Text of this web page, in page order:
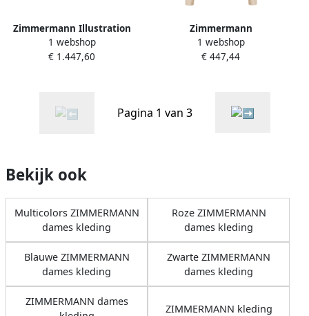
Zimmermann Illustration
Shawl Tux Jacket Tea Beige
Dames
1 webshop
€ 1.447,60
Zimmermann
Bloemenblouse met
ritssluiting Beige Dames
1 webshop
€ 447,44
Pagina 1 van 3
Bekijk ook
Multicolors ZIMMERMANN
dames kleding
Roze ZIMMERMANN
dames kleding
Blauwe ZIMMERMANN
dames kleding
Zwarte ZIMMERMANN
dames kleding
ZIMMERMANN dames
ZIMMERMANN kleding